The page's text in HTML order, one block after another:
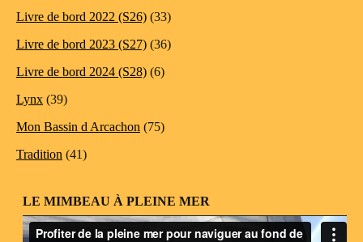
Livre de bord 2022 (S26) (33)
Livre de bord 2023 (S27) (36)
Livre de bord 2024 (S28) (6)
Lynx (39)
Mon Bassin d Arcachon (75)
Tradition (41)
LE MIMBEAU À PLEINE MER
Lecteur